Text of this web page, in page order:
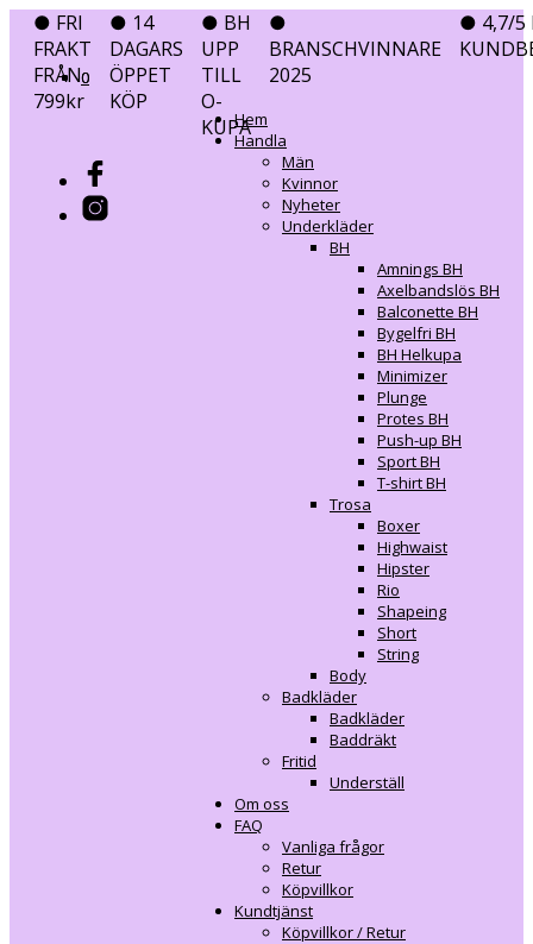
● FRI
FRAKT
FRÅN
799kr
● 14
DAGARS
ÖPPET
KÖP
● BH
UPP
TILL
O-
KUPA
●
BRANSCHVINNARE
2025
● 4,7/5
0
0
Hem
Handla
Män
Kvinnor
Nyheter
Underkläder
BH
Amnings BH
Axelbandslös BH
Balconette BH
Bygelfri BH
BH Helkupa
Minimizer
Plunge
Protes BH
Push-up BH
Sport BH
T-shirt BH
Trosa
Boxer
Highwaist
Hipster
Rio
Shapeing
Short
String
Body
Badkläder
Badkläder
Baddräkt
Fritid
Underställ
Om oss
FAQ
Vanliga frågor
Retur
Köpvillkor
Kundtjänst
Köpvillkor / Retur